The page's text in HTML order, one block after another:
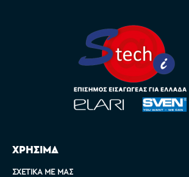
ΧΡΗΣΙΜΑ
ΣΧΕΤΙΚΆ ΜΕ ΜΑΣ